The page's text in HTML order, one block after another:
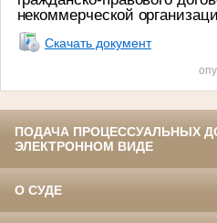
некоммерческой
Скачать документ
ПОДАЧА ПРОЦЕССУАЛЬНЫХ
ЭЛЕКТРОННОМ ВИДЕ
О СУДЕ